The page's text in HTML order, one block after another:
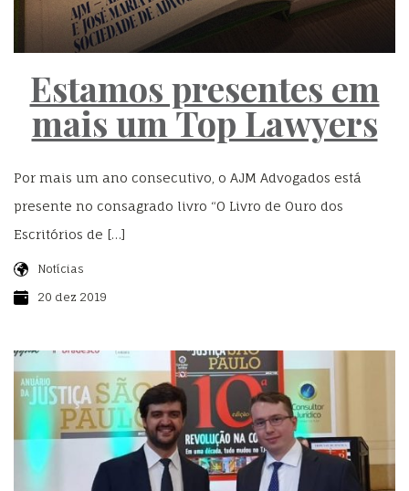
Estamos presentes em
mais um Top Lawyers
Por mais um ano consecutivo, o AJM Advogados está
presente no consagrado livro “O Livro de Ouro dos
Escritórios de […]
Notícias
20 dez 2019